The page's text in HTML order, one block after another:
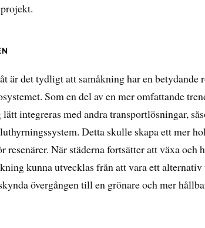
är det tydligt att samåkning har en betydande
Som en del av en mer omfattande
integreras med andra transportlösningar,
Detta skulle skapa ett mer
När städerna fortsätter att växa och
kunna utvecklas från att vara ett
övergången till en grönare och mer